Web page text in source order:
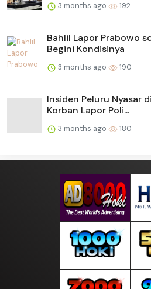
3 months ago 192
Bahlil Lapor Prabowo
Begini Kondisinya
3 months ago 190
Insiden Peluru Nyasar
Korban Lapor Poli...
3 months ago 180